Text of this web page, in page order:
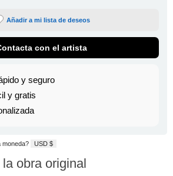
Añadir a mi lista de deseos
con el artista
y seguro
y gratis
moneda? USD $
obra original